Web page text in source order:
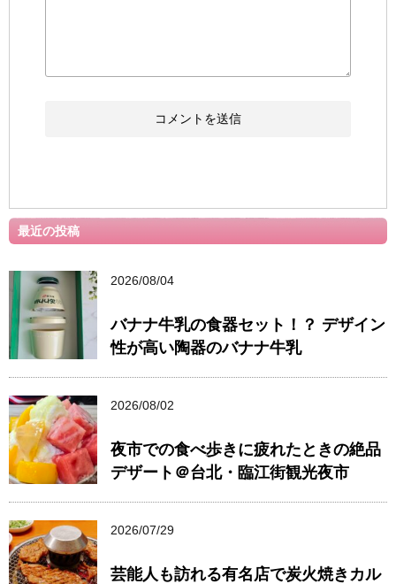
最近の投稿
2026/08/04
バナナ牛乳の食器セット！？ デザイン
性が高い陶器のバナナ牛乳
2026/08/02
夜市での食べ歩きに疲れたときの絶品
デザート＠台北・臨江街観光夜市
2026/07/29
芸能人も訪れる有名店で炭火焼きカル